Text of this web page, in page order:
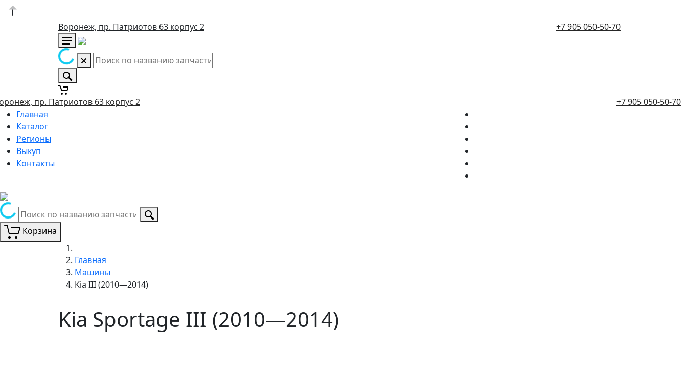
Воронеж, пр. Патриотов 63 корпус 2 +7 905 050-50-70
пр. Патриотов 63 корпус 2
+7 905 050-50-70
Главная
Каталог
Регионы
Выкуп
Контакты
Корзина
Главная
Машины
Kia III (2010—2014)
Kia Sportage III (2010—2014)